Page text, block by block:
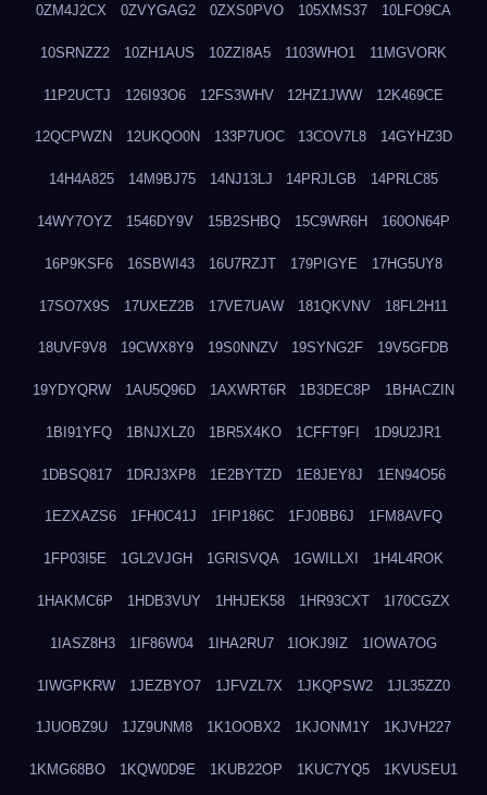
0ZM4J2CX 0ZVYGAG2 0ZXS0PVO 105XMS37 10LFO9CA
10SRNZZ2 10ZH1AUS 10ZZI8A5 1103WHO1 11MGVORK
11P2UCTJ 126I93O6 12FS3WHV 12HZ1JWW 12K469CE
12QCPWZN 12UKQO0N 133P7UOC 13COV7L8 14GYHZ3D
14H4A825 14M9BJ75 14NJ13LJ 14PRJLGB 14PRLC85
14WY7OYZ 1546DY9V 15B2SHBQ 15C9WR6H 160ON64P
16P9KSF6 16SBWI43 16U7RZJT 179PIGYE 17HG5UY8
17SO7X9S 17UXEZ2B 17VE7UAW 181QKVNV 18FL2H11
18UVF9V8 19CWX8Y9 19S0NNZV 19SYNG2F 19V5GFDB
19YDYQRW 1AU5Q96D 1AXWRT6R 1B3DEC8P 1BHACZIN
1BI91YFQ 1BNJXLZ0 1BR5X4KO 1CFFT9FI 1D9U2JR1
1DBSQ817 1DRJ3XP8 1E2BYTZD 1E8JEY8J 1EN94O56
1EZXAZS6 1FH0C41J 1FIP186C 1FJ0BB6J 1FM8AVFQ
1FP03I5E 1GL2VJGH 1GRISVQA 1GWILLXI 1H4L4ROK
1HAKMC6P 1HDB3VUY 1HHJEK58 1HR93CXT 1I70CGZX
1IASZ8H3 1IF86W04 1IHA2RU7 1IOKJ9IZ 1IOWA7OG
1IWGPKRW 1JEZBYO7 1JFVZL7X 1JKQPSW2 1JL35ZZ0
1JUOBZ9U 1JZ9UNM8 1K1OOBX2 1KJONM1Y 1KJVH227
1KMG68BO 1KQW0D9E 1KUB22OP 1KUC7YQ5 1KVUSEU1